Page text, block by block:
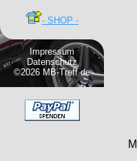
- SHOP -
Impressum
Datenschutz
©2026 MB-Treff.de